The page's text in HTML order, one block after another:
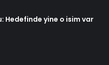
Hedefinde yine o isim var